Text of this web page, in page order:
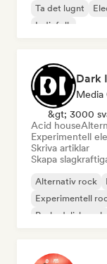
Ta det lugnt
Indiefolk
Dark
Media
&gt; 3000
Acid house
Experimentell
Skriva artiklar
Skapa
Alternativ rock
Experimentell
Psykedelisk rock